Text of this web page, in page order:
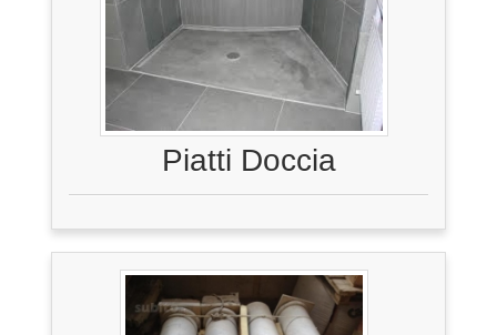
Piatti Doccia